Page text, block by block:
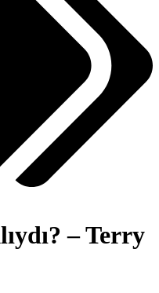
– Terry